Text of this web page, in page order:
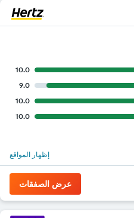
10.0
9.0
10.0
10.0
إظهار المواقع
عرض الصفقات